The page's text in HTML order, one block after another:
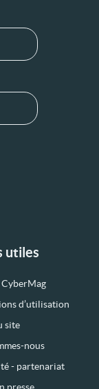
utiles
d’utilisation
site
nous
- partenariat